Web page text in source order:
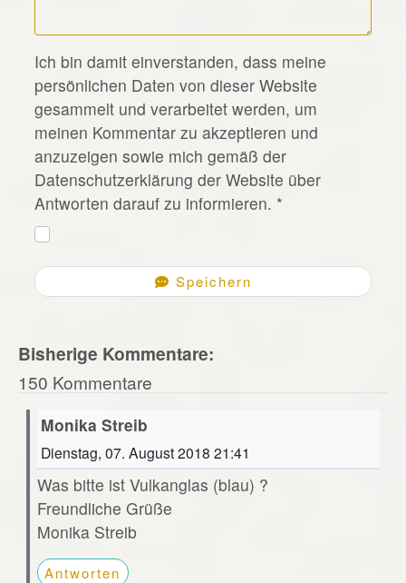
*
Ich bin damit einverstanden, dass meine
persönlichen Daten von dieser Website
gesammelt und verarbeitet werden, um
meinen Kommentar zu akzeptieren und
anzuzeigen sowie mich gemäß der
Datenschutzerklärung der Website über
Antworten darauf zu informieren. *
Speichern
Bisherige Kommentare:
150 Kommentare
Monika Streib
Dienstag, 07. August 2018 21:41
Was bitte ist Vulkanglas (blau) ?
Freundliche Grüße
Monika Streib
Antworten